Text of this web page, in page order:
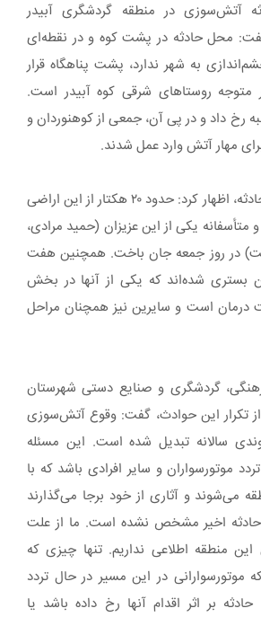
آتش‌سوزی در منطقه گردشگری آبیدر
محل حادثه در پشت کوه و در نقطه‌ای
به شهر ندارد، پشت پناهگاه قرار
متوجه روستاهای شرقی کوه آبیدر است.
رخ داد و در پی آن، جمعی از کوهنوردان و
مهار آتش وارد عمل شدند.
او با تأکید بر وسعت حادثه، اظهار کرد: حدود ۲۰ هکتار از این اراضی
یکی از این عزیزان (حمید مرادی،
در روز جمعه جان باخت. همچنین هفت
بستری شده‌اند که یکی از آنها در بخش
درمان است و سایرین نیز همچنان مراحل
گردشگری و صنایع‌ دستی شهرستان
از تکرار این حوادث، گفت: وقوع آتش‌سوزی
سالانه تبدیل شده است. این مسئله
موتورسواران و سایر افرادی باشد که با
می‌شوند و آثاری از خود برجا می‌گذارند
اخیر مشخص نشده است. ما از علت
منطقه اطلاعی نداریم. تنها چیزی که
موتورسوارانی در این مسیر در حال تردد
بر اثر اقدام آنها رخ داده باشد یا